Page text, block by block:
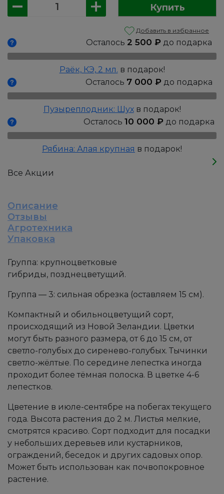
Количество
товара
Принц
Чарльз,
Р9
Купить
Добавить в избранное
Осталось 2 500 ₽ до подарка
Раёк, КЭ, 2 мл. в подарок!
Осталось 7 000 ₽ до подарка
Пузыреплодник: Шухв подарок!
Осталось 10 000 ₽ до подарка
Рябина: Алая крупная в подарок!
Все Акции
Описание
Отзывы
Агротехника
Упаковка
Группа: крупноцветковые
гибриды, позднецветущий.
Группа — 3: сильная обрезка (оставляем 15 см).
Компактный и обильноцветущий сорт,
происходящий из Новой Зеландии. Цветки
могут быть разного размера, от 6 до 15 см, от
светло-голубых до сиренево-голубых. Тычинки
светло-жёлтые. По середине лепестка иногда
проходит более тёмная полоска. В цветке 4-6
лепестков.
Цветение в июле-сентябре на побегах текущего
года. Высота растения до 2 м. Листья мелкие,
смотрятся красиво. Сорт подходит для посадки
у небольших деревьев или кустарников,
ограждений, беседок и других садовых опор.
Может быть использован как почвопокровное
растение.